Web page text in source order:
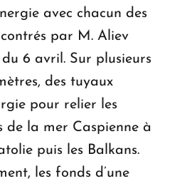
avec chacun des
par M. Aliev
6 avril. Sur plusieurs
des tuyaux
pour relier les
de la mer Caspienne à
puis les Balkans.
les fonds d’une